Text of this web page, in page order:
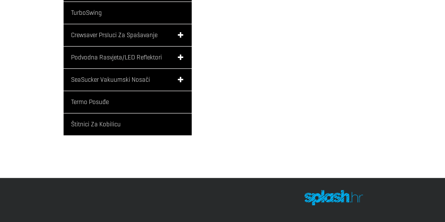
TurboSwing
Crewsaver Prsluci Za Spašavanje
Podvodna Rasvjeta/LED Reflektori
SeaSucker Vakuumski Nosači
Termo Posuđe
Štitnici Za Kobilicu